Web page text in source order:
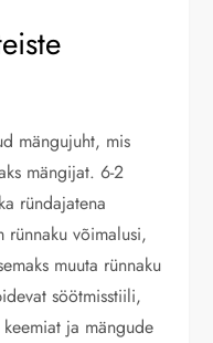
mängujuht, mis
mängijat. 6-2
ründajatena
rünnaku võimalusi,
muuta rünnaku
söötmisstiili,
ja mängude